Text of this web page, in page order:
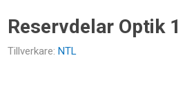
Reservdelar Optik 1
Tillverkare: NTL